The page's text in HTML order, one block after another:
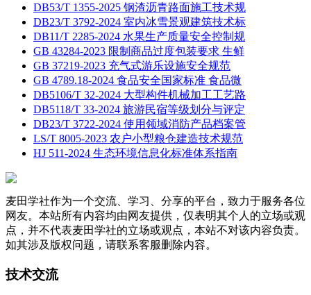
DB53/T 1355-2025 钢渣沥青路面施工技术规
DB23/T 3792-2024 室内冰雪景观建筑技术标
DB11/T 2285-2024 水果生产质量安全控制规
GB 43284-2023 限制商品过度包装要求 生鲜
GB 37219-2023 充气式游乐设施安全规范
GB 4789.18-2024 食品安全国家标准 食品微
DB5106/T 32-2024 大型构件机械加工工艺路
DB5118/T 33-2024 旅游民宿等级划分与评定
DB23/T 3722-2024 使用领域消防产品档案管
LS/T 8005-2023 农户小型粮仓建造技术规范
HJ 511-2024 生态环境信息化标准体系指南
麦田学社作为一个交流、学习、分享的平台，致力于服务各位
网友。本站所有内容均由网友提供，仅表明其个人的立场或观
点，并不代表麦田学社的立场或观点，本站不对该内容负责。
如其涉及版权问题，请联系客服删除内容。
技术交流